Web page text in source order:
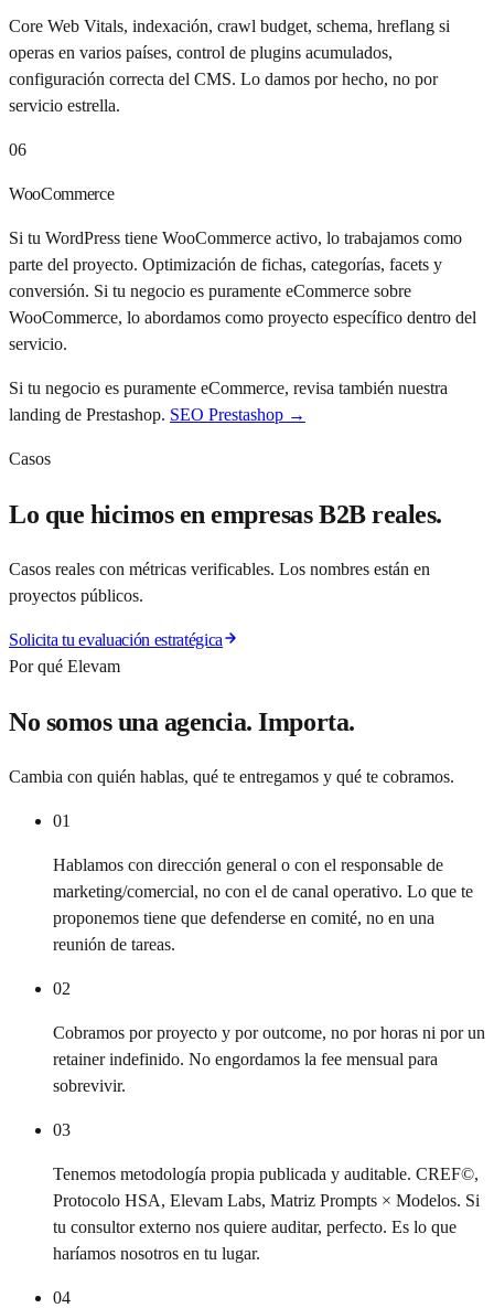
Core Web Vitals, indexación, crawl budget, schema, hreflang si
operas en varios países, control de plugins acumulados,
configuración correcta del CMS. Lo damos por hecho, no por
servicio estrella.
06
WooCommerce
Si tu WordPress tiene WooCommerce activo, lo trabajamos como
parte del proyecto. Optimización de fichas, categorías, facets y
conversión. Si tu negocio es puramente eCommerce sobre
WooCommerce, lo abordamos como proyecto específico dentro del
servicio.
Si tu negocio es puramente eCommerce, revisa también nuestra
landing de Prestashop. SEO Prestashop →
Casos
Lo que hicimos en empresas B2B reales.
Casos reales con métricas verificables. Los nombres están en
proyectos públicos.
Solicita tu evaluación estratégica
Por qué Elevam
No somos una agencia. Importa.
Cambia con quién hablas, qué te entregamos y qué te cobramos.
01
Hablamos con dirección general o con el responsable de
marketing/comercial, no con el de canal operativo. Lo que te
proponemos tiene que defenderse en comité, no en una
reunión de tareas.
02
Cobramos por proyecto y por outcome, no por horas ni por un
retainer indefinido. No engordamos la fee mensual para
sobrevivir.
03
Tenemos metodología propia publicada y auditable. CREF©,
Protocolo HSA, Elevam Labs, Matriz Prompts × Modelos. Si
tu consultor externo nos quiere auditar, perfecto. Es lo que
haríamos nosotros en tu lugar.
04